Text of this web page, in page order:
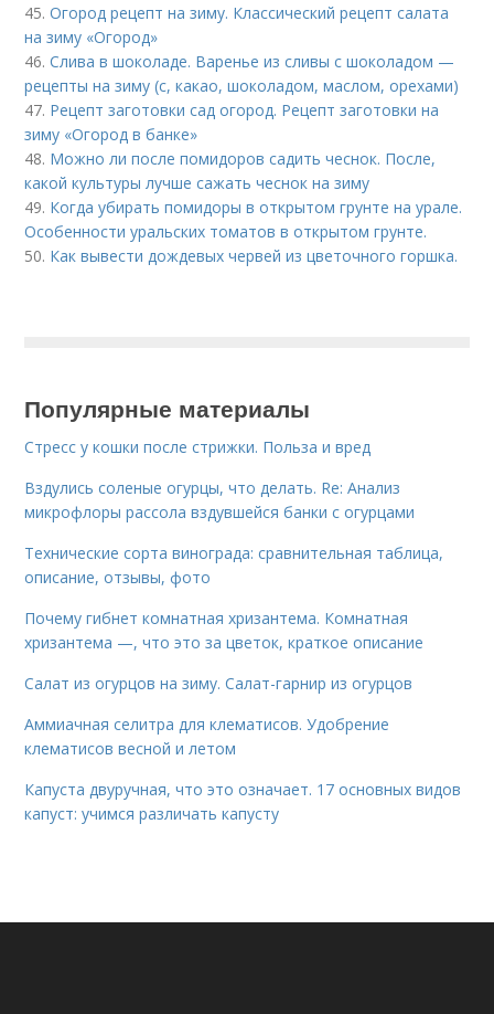
45.Огород рецепт на зиму. Классический рецепт салата
на зиму «Огород»
46.Слива в шоколаде. Варенье из сливы с шоколадом —
рецепты на зиму (с, какао, шоколадом, маслом, орехами)
47. Рецепт заготовки сад огород. Рецепт заготовки на
зиму «Огород в банке»
48. Можно ли после помидоров садить чеснок. После,
какой культуры лучше сажать чеснок на зиму
49. Когда убирать помидоры в открытом грунте на урале.
Особенности уральских томатов в открытом грунте.
50. Как вывести дождевых червей из цветочного горшка.
Популярные материалы
Стресс у кошки после стрижки. Польза и вред
Вздулись соленые огурцы, что делать. Re: Анализ
микрофлоры рассола вздувшейся банки с огурцами
Технические сорта винограда: сравнительная таблица,
описание, отзывы, фото
Почему гибнет комнатная хризантема. Комнатная
хризантема —, что это за цветок, краткое описание
Салат из огурцов на зиму. Салат-гарнир из огурцов
Аммиачная селитра для клематисов. Удобрение
клематисов весной и летом
Капуста двуручная, что это означает. 17 основных видов
капуст: учимся различать капусту